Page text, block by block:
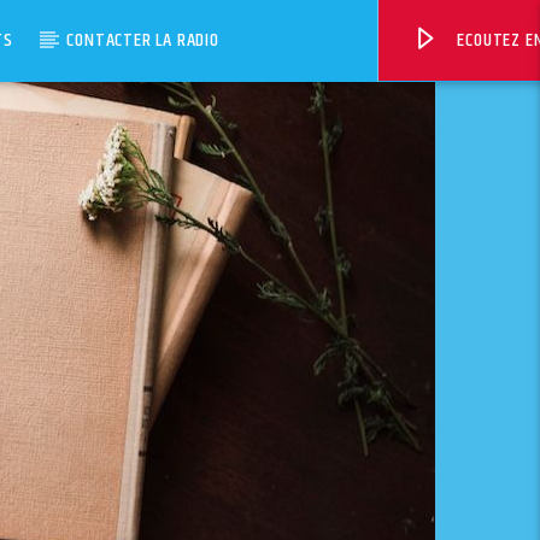
CONTACTER LA RADIO ECOUTEZ